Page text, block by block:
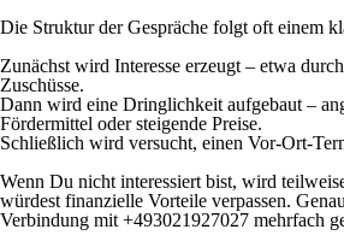
Die Struktur der Gespräche folgt oft einem
Zunächst wird Interesse erzeugt – etwa
Zuschüsse.
Dann wird eine Dringlichkeit aufgebaut –
Fördermittel oder steigende Preise.
Schließlich wird versucht, einen Vor-Ort-
Wenn Du nicht interessiert bist, wird
würdest finanzielle Vorteile verpassen.
Verbindung mit +493021927027 mehrfach